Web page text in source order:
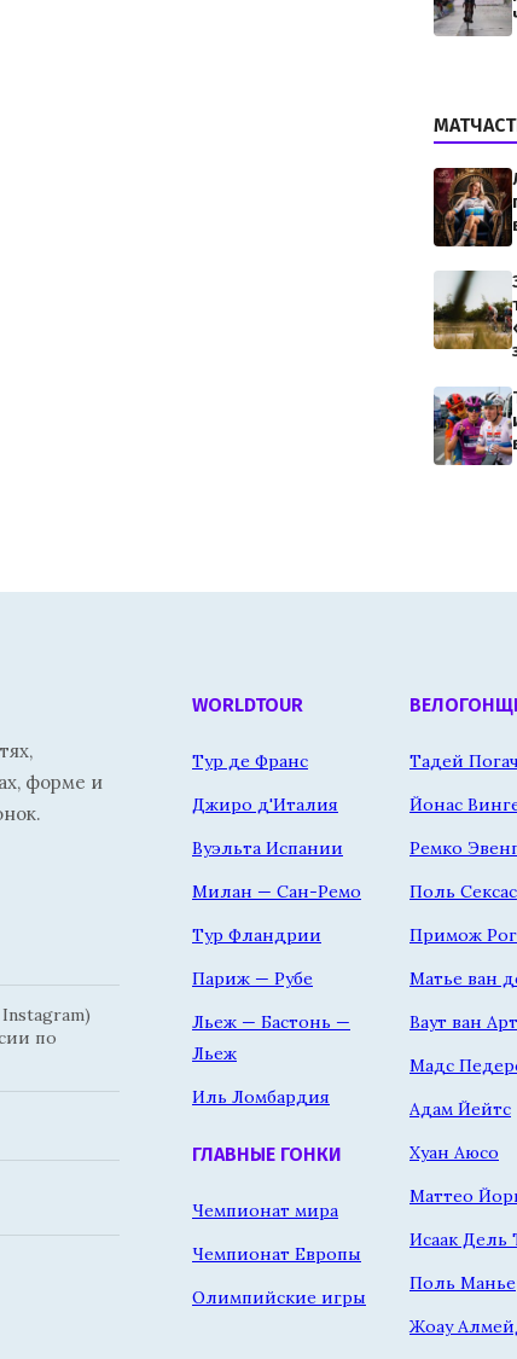
форме и
по
WORLDTOUR
Тур де Франс
Джиро д'Италия
Вуэльта Испании
Милан — Сан-Ремо
Тур Фландрии
Париж — Рубе
Льеж — Бастонь —
Льеж
Иль Ломбардия
ГЛАВНЫЕ ГОНКИ
Чемпионат мира
Чемпионат Европы
Олимпийские игры
Тадей
Йонас
Ремко
Поль Сексас
Примож
Матье ван
Ваут ван Арт
Мадс
Адам Йейтс
Хуан Аюсо
Маттео
Исаак Дель
Поль Манье
Жоау